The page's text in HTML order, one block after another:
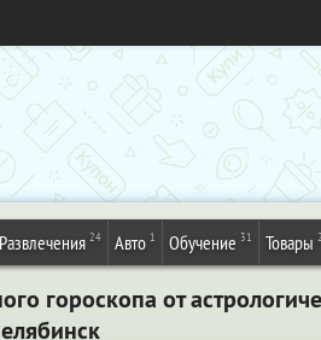
Развлечения 24 Авто 1 Обучение 31 Товары
гороскопа от